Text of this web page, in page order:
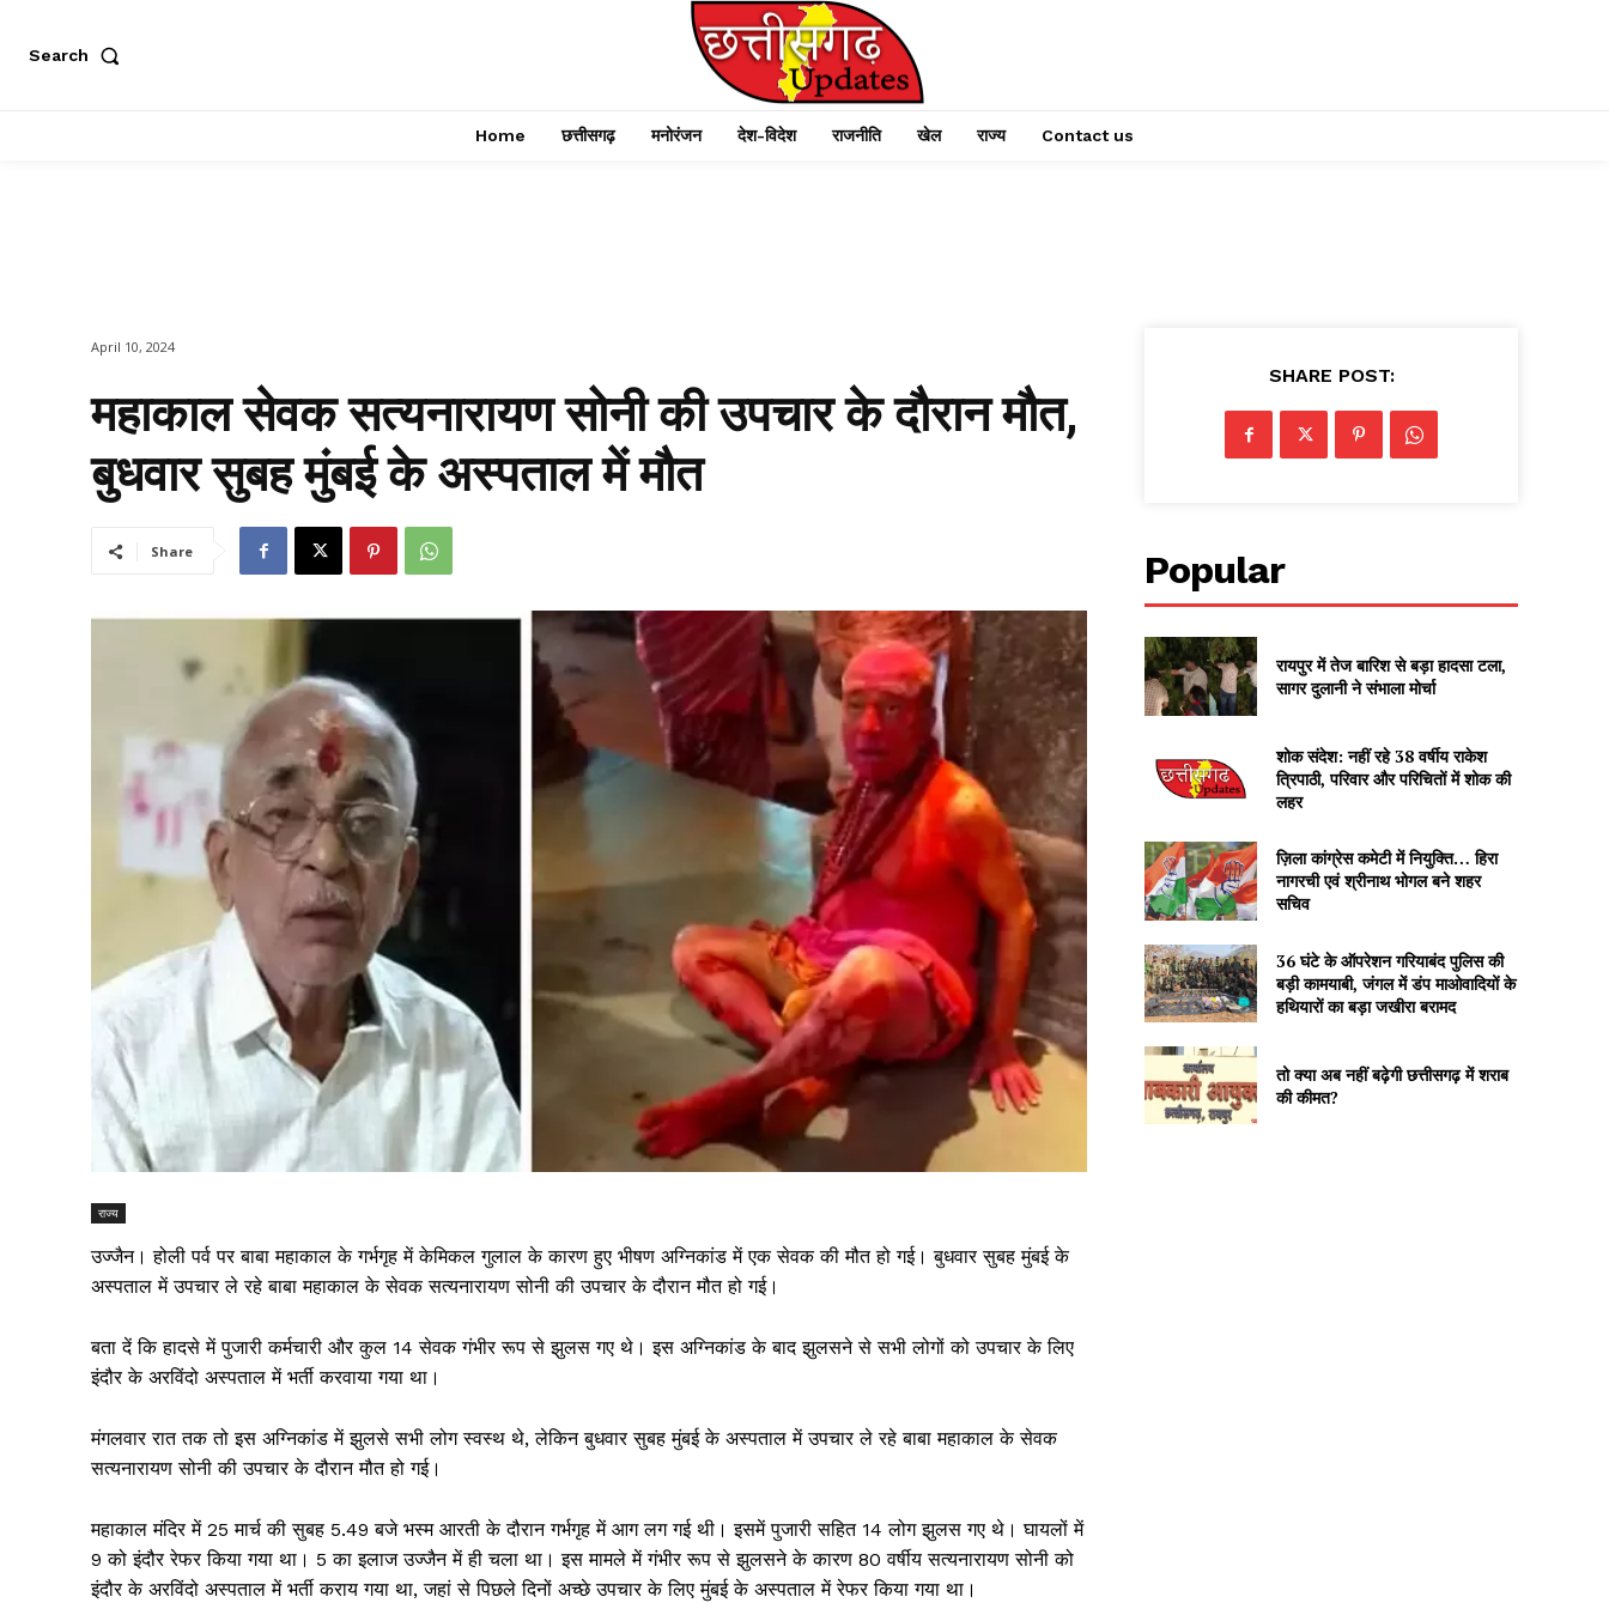
Search
Home छत्तीसगढ़ मनोरंजन देश-विदेश राजनीति खेल राज्य Contact us
April 10, 2024
महाकाल सेवक सत्यनारायण सोनी की उपचार के दौरान मौत,
बुधवार सुबह मुंबई के अस्पताल में मौत
Share
राज्य
उज्जैन। होली पर्व पर बाबा महाकाल के गर्भगृह में केमिकल गुलाल के कारण हुए भीषण अग्निकांड में एक सेवक की मौत हो गई। बुधवार सुबह मुंबई के
अस्पताल में उपचार ले रहे बाबा महाकाल के सेवक सत्यनारायण सोनी की उपचार के दौरान मौत हो गई।
बता दें कि हादसे में पुजारी कर्मचारी और कुल 14 सेवक गंभीर रूप से झुलस गए थे। इस अग्निकांड के बाद झुलसने से सभी लोगों को उपचार के लिए
इंदौर के अरविंदो अस्पताल में भर्ती करवाया गया था।
मंगलवार रात तक तो इस अग्निकांड में झुलसे सभी लोग स्वस्थ थे, लेकिन बुधवार सुबह मुंबई के अस्पताल में उपचार ले रहे बाबा महाकाल के सेवक
सत्यनारायण सोनी की उपचार के दौरान मौत हो गई।
महाकाल मंदिर में 25 मार्च की सुबह 5.49 बजे भस्म आरती के दौरान गर्भगृह में आग लग गई थी। इसमें पुजारी सहित 14 लोग झुलस गए थे। घायलों में
9 को इंदौर रेफर किया गया था। 5 का इलाज उज्जैन में ही चला था। इस मामले में गंभीर रूप से झुलसने के कारण 80 वर्षीय सत्यनारायण सोनी को
इंदौर के अरविंदो अस्पताल में भर्ती कराय गया था, जहां से पिछले दिनों अच्छे उपचार के लिए मुंबई के अस्पताल में रेफर किया गया था।
SHARE POST:
Popular
रायपुर में तेज बारिश से बड़ा हादसा टला,
सागर दुलानी ने संभाला मोर्चा
शोक संदेश: नहीं रहे 38 वर्षीय राकेश
त्रिपाठी, परिवार और परिचितों में शोक की
लहर
ज़िला कांग्रेस कमेटी में नियुक्ति… हिरा
नागरची एवं श्रीनाथ भोगल बने शहर
सचिव
36 घंटे के ऑपरेशन गरियाबंद पुलिस की
बड़ी कामयाबी, जंगल में डंप माओवादियों के
हथियारों का बड़ा जखीरा बरामद
तो क्या अब नहीं बढ़ेगी छत्तीसगढ़ में शराब
की कीमत?